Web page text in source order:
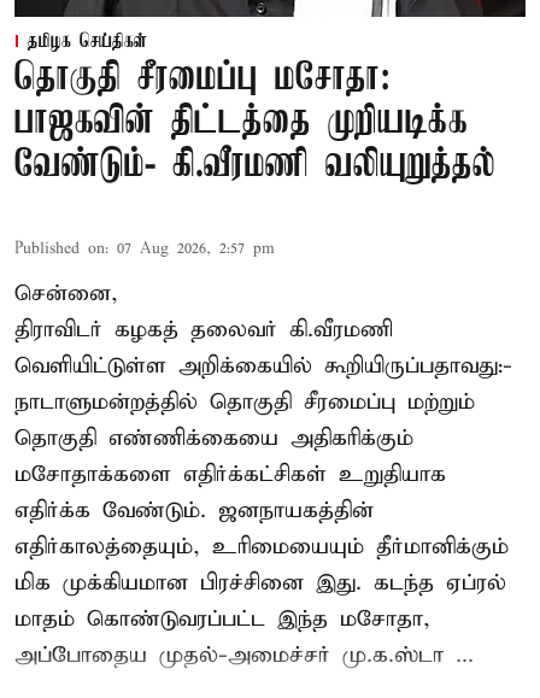
தமிழக செய்திகள்
தொகுதி சீரமைப்பு மசோதா:
பாஜகவின் திட்டத்தை முறியடிக்க
வேண்டும்- கி.வீரமணி வலியுறுத்தல்
Published on: 07 Aug 2026, 2:57 pm
சென்னை,
திராவிடர் கழகத் தலைவர் கி.வீரமணி
வெளியிட்டுள்ள அறிக்கையில் கூறியிருப்பதாவது:-
நாடாளுமன்றத்தில் தொகுதி சீரமைப்பு மற்றும்
தொகுதி எண்ணிக்கையை அதிகரிக்கும்
மசோதாக்களை எதிர்க்கட்சிகள் உறுதியாக
எதிர்க்க வேண்டும். ஜனநாயகத்தின்
எதிர்காலத்தையும், உரிமையையும் தீர்மானிக்கும்
மிக முக்கியமான பிரச்சினை இது. கடந்த ஏப்ரல்
மாதம் கொண்டுவரப்பட்ட இந்த மசோதா,
அப்போதைய முதல்-அமைச்சர் மு.க.ஸ்டா ...